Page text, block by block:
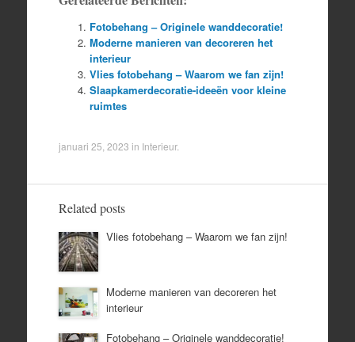
Fotobehang – Originele wanddecoratie!
Moderne manieren van decoreren het
interieur
Vlies fotobehang – Waarom we fan zijn!
Slaapkamerdecoratie-ideeën voor kleine
ruimtes
januari 25, 2023 in Interieur.
Related posts
Vlies fotobehang – Waarom we fan zijn!
Moderne manieren van decoreren het
interieur
Fotobehang – Originele wanddecoratie!